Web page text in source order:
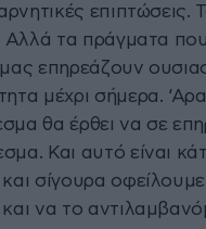
Αλλά τα πράγματα
επηρεάζουν
μέχρι σήμερα.
θα έρθει να σε
Και αυτό είναι
σίγουρα
να το